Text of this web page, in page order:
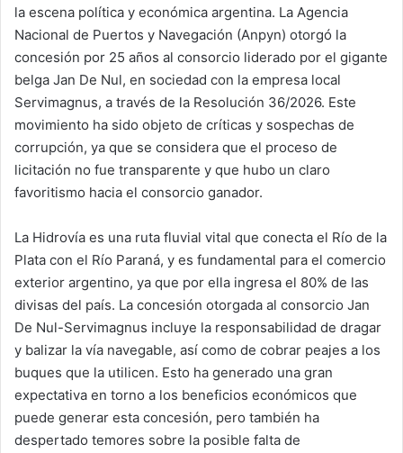
la escena política y económica argentina. La Agencia
Nacional de Puertos y Navegación (Anpyn) otorgó la
concesión por 25 años al consorcio liderado por el gigante
belga Jan De Nul, en sociedad con la empresa local
Servimagnus, a través de la Resolución 36/2026. Este
movimiento ha sido objeto de críticas y sospechas de
corrupción, ya que se considera que el proceso de
licitación no fue transparente y que hubo un claro
favoritismo hacia el consorcio ganador.
La Hidrovía es una ruta fluvial vital que conecta el Río de la
Plata con el Río Paraná, y es fundamental para el comercio
exterior argentino, ya que por ella ingresa el 80% de las
divisas del país. La concesión otorgada al consorcio Jan
De Nul-Servimagnus incluye la responsabilidad de dragar
y balizar la vía navegable, así como de cobrar peajes a los
buques que la utilicen. Esto ha generado una gran
expectativa en torno a los beneficios económicos que
puede generar esta concesión, pero también ha
despertado temores sobre la posible falta de